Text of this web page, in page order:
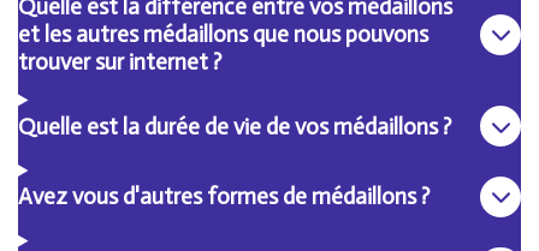
Quelle est la différence entre vos médaillons
et les autres médaillons que nous pouvons
trouver sur internet ?
Quelle est la durée de vie de vos médaillons ?
Avez vous d'autres formes de médaillons ?